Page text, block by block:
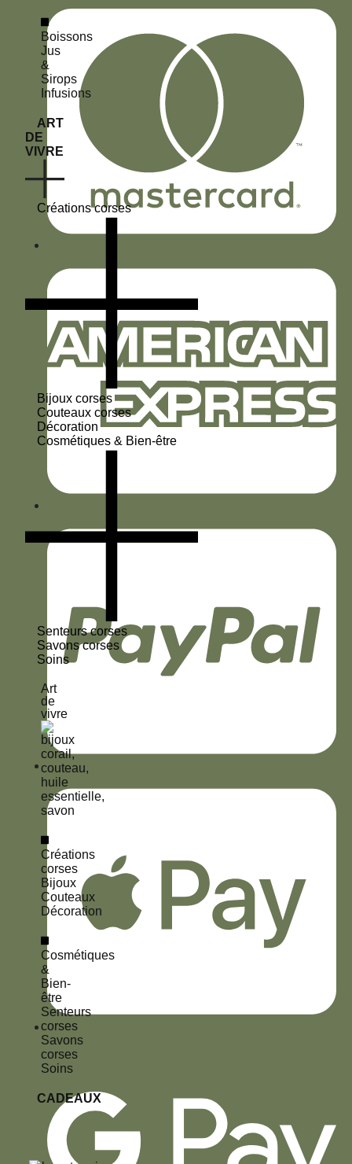
Boissons
Jus
&
Sirops
Infusions
ART
DE
VIVRE
Créations corses
Bijoux corses
Couteaux corses
Décoration
Cosmétiques & Bien-être
Senteurs corses
Savons corses
Soins
Art
de
vivre
Créations
corses
Bijoux
Couteaux
Décoration
Cosmétiques
&
Bien-
être
Senteurs
corses
Savons
corses
Soins
CADEAUX